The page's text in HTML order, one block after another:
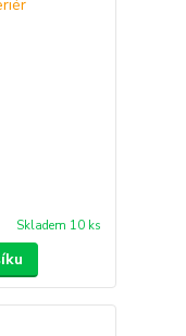
Skladem 10 ks